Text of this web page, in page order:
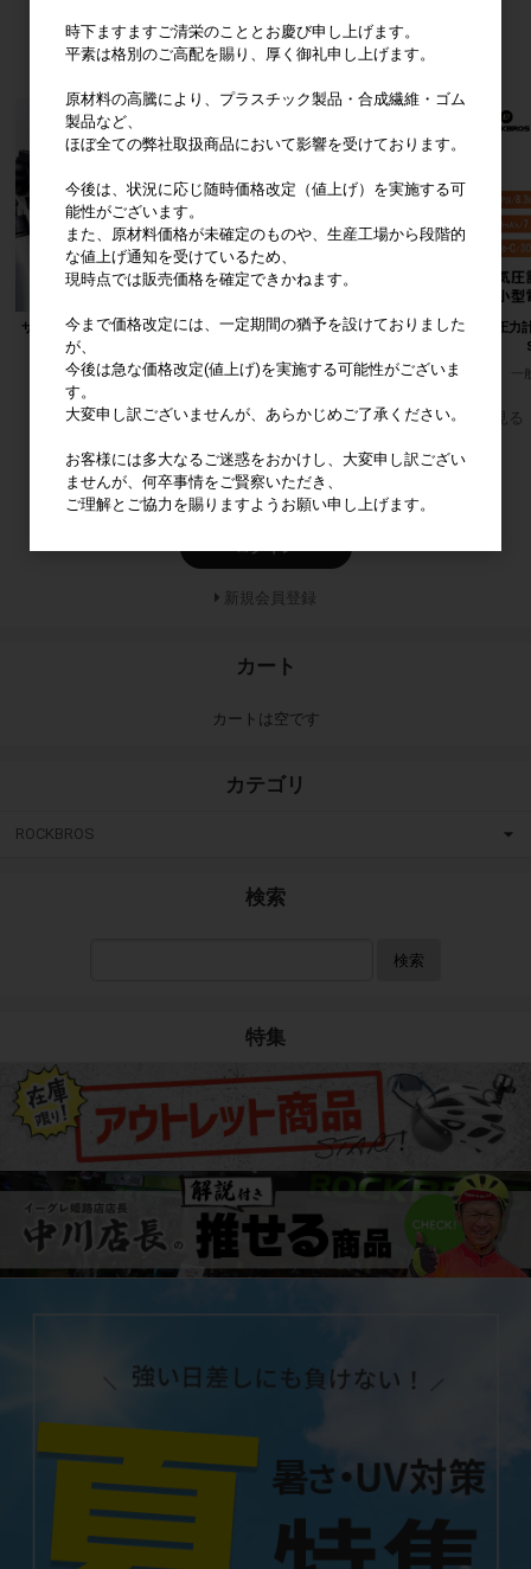
おすすめ商品
サイクルライト SKU:24710014001
一般販売価格(税込)
自転車フェンダー SKU:2821000800
圧力
すべてのおすすめ商品を見る
ログイン
ログイン
新規会員登録
カート
カートは空です
カテゴリ
ROCKBROS
検索
検索
特集
時下ますますご清栄のこととお慶び申し上げます。
平素は格別のご高配を賜り、厚く御礼申し上げます。
原材料の高騰により、プラスチック製品・合成繊維・ゴム
製品など、
ほぼ全ての弊社取扱商品において影響を受けております。
今後は、状況に応じ随時価格改定（値上げ）を実施する可
能性がございます。
また、原材料価格が未確定のものや、生産工場から段階的
な値上げ通知を受けているため、
現時点では販売価格を確定できかねます。
今まで価格改定には、一定期間の猶予を設けておりました
が、
今後は急な価格改定(値上げ)を実施する可能性がございま
す。
大変申し訳ございませんが、あらかじめご了承ください。
お客様には多大なるご迷惑をおかけし、大変申し訳ござい
ませんが、何卒事情をご賢察いただき、
ご理解とご協力を賜りますようお願い申し上げます。